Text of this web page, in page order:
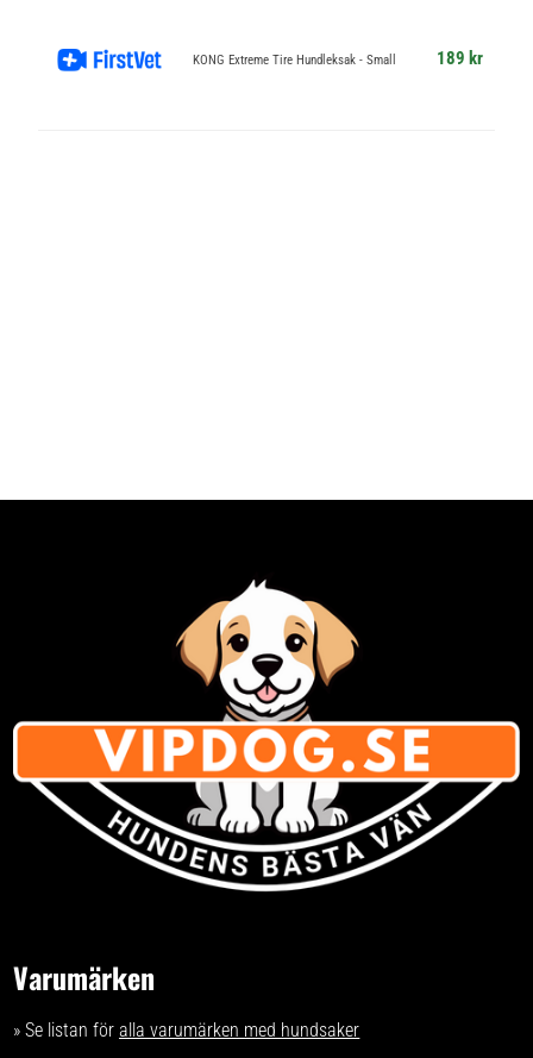
KONG Extreme Tire Hundleksak - Small 189 kr
Varumärken
» Se listan föralla varumärken med hundsaker